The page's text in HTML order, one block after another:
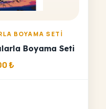
BOYAMA SETI
Boyama Seti
₺